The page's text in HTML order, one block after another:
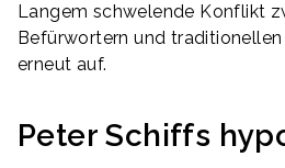
Langem schwelende Konflikt
Befürwortern und
erneut auf.
Peter Schiffs